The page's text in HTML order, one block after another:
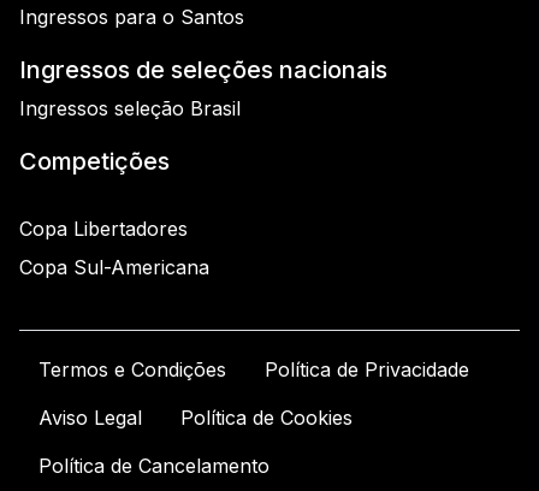
Ingressos para o Santos
Ingressos de seleções nacionais
Ingressos seleção Brasil
Competições
Copa Libertadores
Copa Sul-Americana
Termos e Condições
Política de Privacidade
Aviso Legal
Política de Cookies
Política de Cancelamento